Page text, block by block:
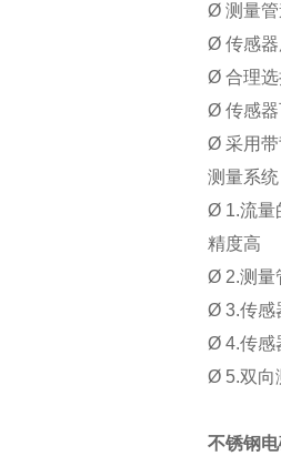
Ø 测量
Ø 传感
Ø 合理
Ø 传感
Ø 采用
测量系
Ø 1.流量
精度高
Ø 2.测量
Ø 3.传感
Ø 4.传感
Ø 5.双向
不锈钢